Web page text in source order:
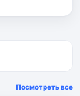
Посмотреть все